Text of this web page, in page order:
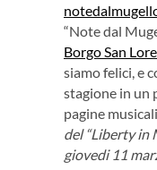
“Note dal
Borgo San
siamo felici, e
stagione in un
pagine
del “Liberty in
giovedi 11